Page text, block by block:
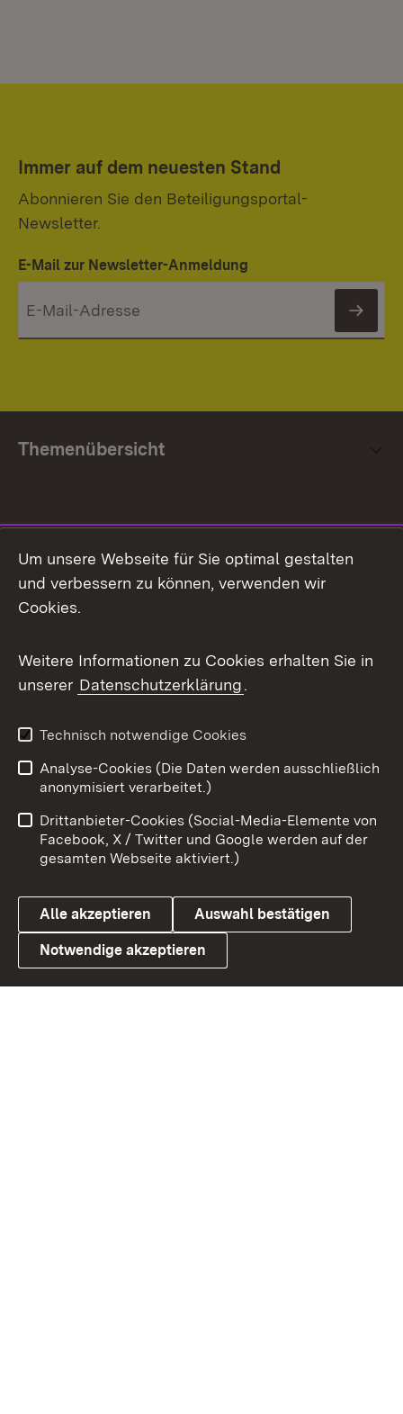
Immer auf dem neuesten Stand
Abonnieren Sie den Beteiligungsportal-
Newsletter.
E-Mail zur Newsletter-Anmeldung
Themenübersicht
Facebook
X / Twitter
Youtube
Link zum Landesportal
Impressum
Kontakt
Barrierefreiheit
Datenschutz
Cookies
Um unsere Webseite für Sie optimal gestalten
und verbessern zu können, verwenden wir
Cookies.
Weitere Informationen zu Cookies erhalten Sie in
unserer Datenschutzerklärung.
Technisch notwendige Cookies
Analyse-Cookies (Die Daten werden ausschließlich
anonymisiert verarbeitet.)
Drittanbieter-Cookies (Social-Media-Elemente von
Facebook, X / Twitter und Google werden auf der
gesamten Webseite aktiviert.)
Alle akzeptieren Auswahl bestätigen
Notwendige akzeptieren